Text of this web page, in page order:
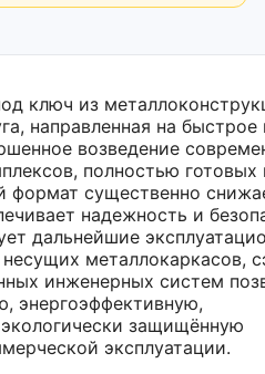
ключ из
направленная на быстрое
возведение
полностью готовых
формат существенно
надежность и
дальнейшие
металлокаркасов,
инженерных систем
энергоэффективную,
защищённую
эксплуатации.